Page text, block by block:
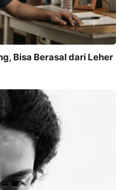
Bisa Berasal dari Leher